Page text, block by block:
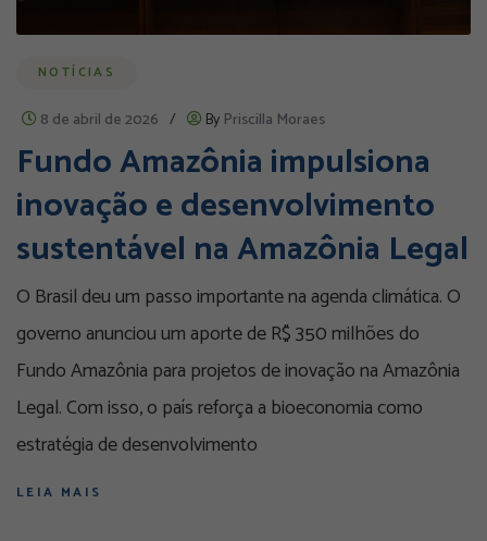
NOTÍCIAS
8 de abril de 2026 / By Priscilla Moraes
Fundo Amazônia impulsiona
inovação e desenvolvimento
sustentável na Amazônia Legal
O Brasil deu um passo importante na agenda climática. O
governo anunciou um aporte de R$ 350 milhões do
Fundo Amazônia para projetos de inovação na Amazônia
Legal. Com isso, o país reforça a bioeconomia como
estratégia de desenvolvimento
LEIA MAIS